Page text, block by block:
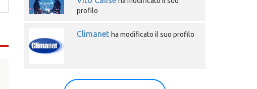
profilo
Climanet ha modificato il suo profilo